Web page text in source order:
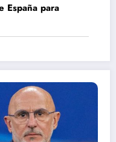
España para